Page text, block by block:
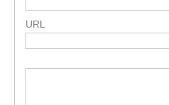
URL